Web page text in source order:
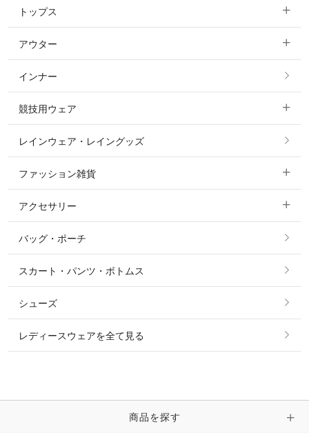
すべてのキュロット
フルグリップ・尻革 キュロット
ニーグリップ・膝革 キュロット
トップス
すべてのトップス
ポロシャツ
カットソー・Tシャツ・タンクトップ
パーカー・トレーナー・スウェット
ニット・セーター
シャツ・ブラウス・ワンピース
アウター
すべてのアウター
コート
ジャケット・ブルゾン
その他 アウター
インナー
競技用ウェア
すべての競技用ウェア
ショージャケット
ショーシャツ
レインウェア・レイングッズ
ファッション雑貨
すべてのファッション雑貨
ソックス
ベルト
マフラー・スカーフ・ストール・スヌード
時計・財布・キーケース・革小物
アクセサリー
すべてのアクセサリー
リング
ピアス・イヤリング
ピン・ブローチ・コサージュ
バッグ・ポーチ
スカート・パンツ・ボトムス
シューズ
レディースウェアを全て見る
商品を探す